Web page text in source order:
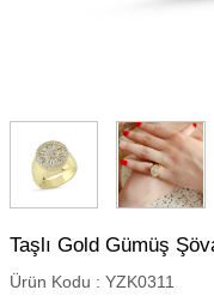
Taşlı Gold Gümüş
Ürün Kodu : YZK0311